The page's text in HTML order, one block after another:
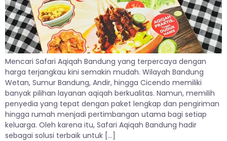
Mencari Safari Aqiqah Bandung yang terpercaya dengan
harga terjangkau kini semakin mudah. Wilayah Bandung
Wetan, Sumur Bandung, Andir, hingga Cicendo memiliki
banyak pilihan layanan aqiqah berkualitas. Namun, memilih
penyedia yang tepat dengan paket lengkap dan pengiriman
hingga rumah menjadi pertimbangan utama bagi setiap
keluarga. Oleh karena itu, Safari Aqiqah Bandung hadir
sebagai solusi terbaik untuk […]